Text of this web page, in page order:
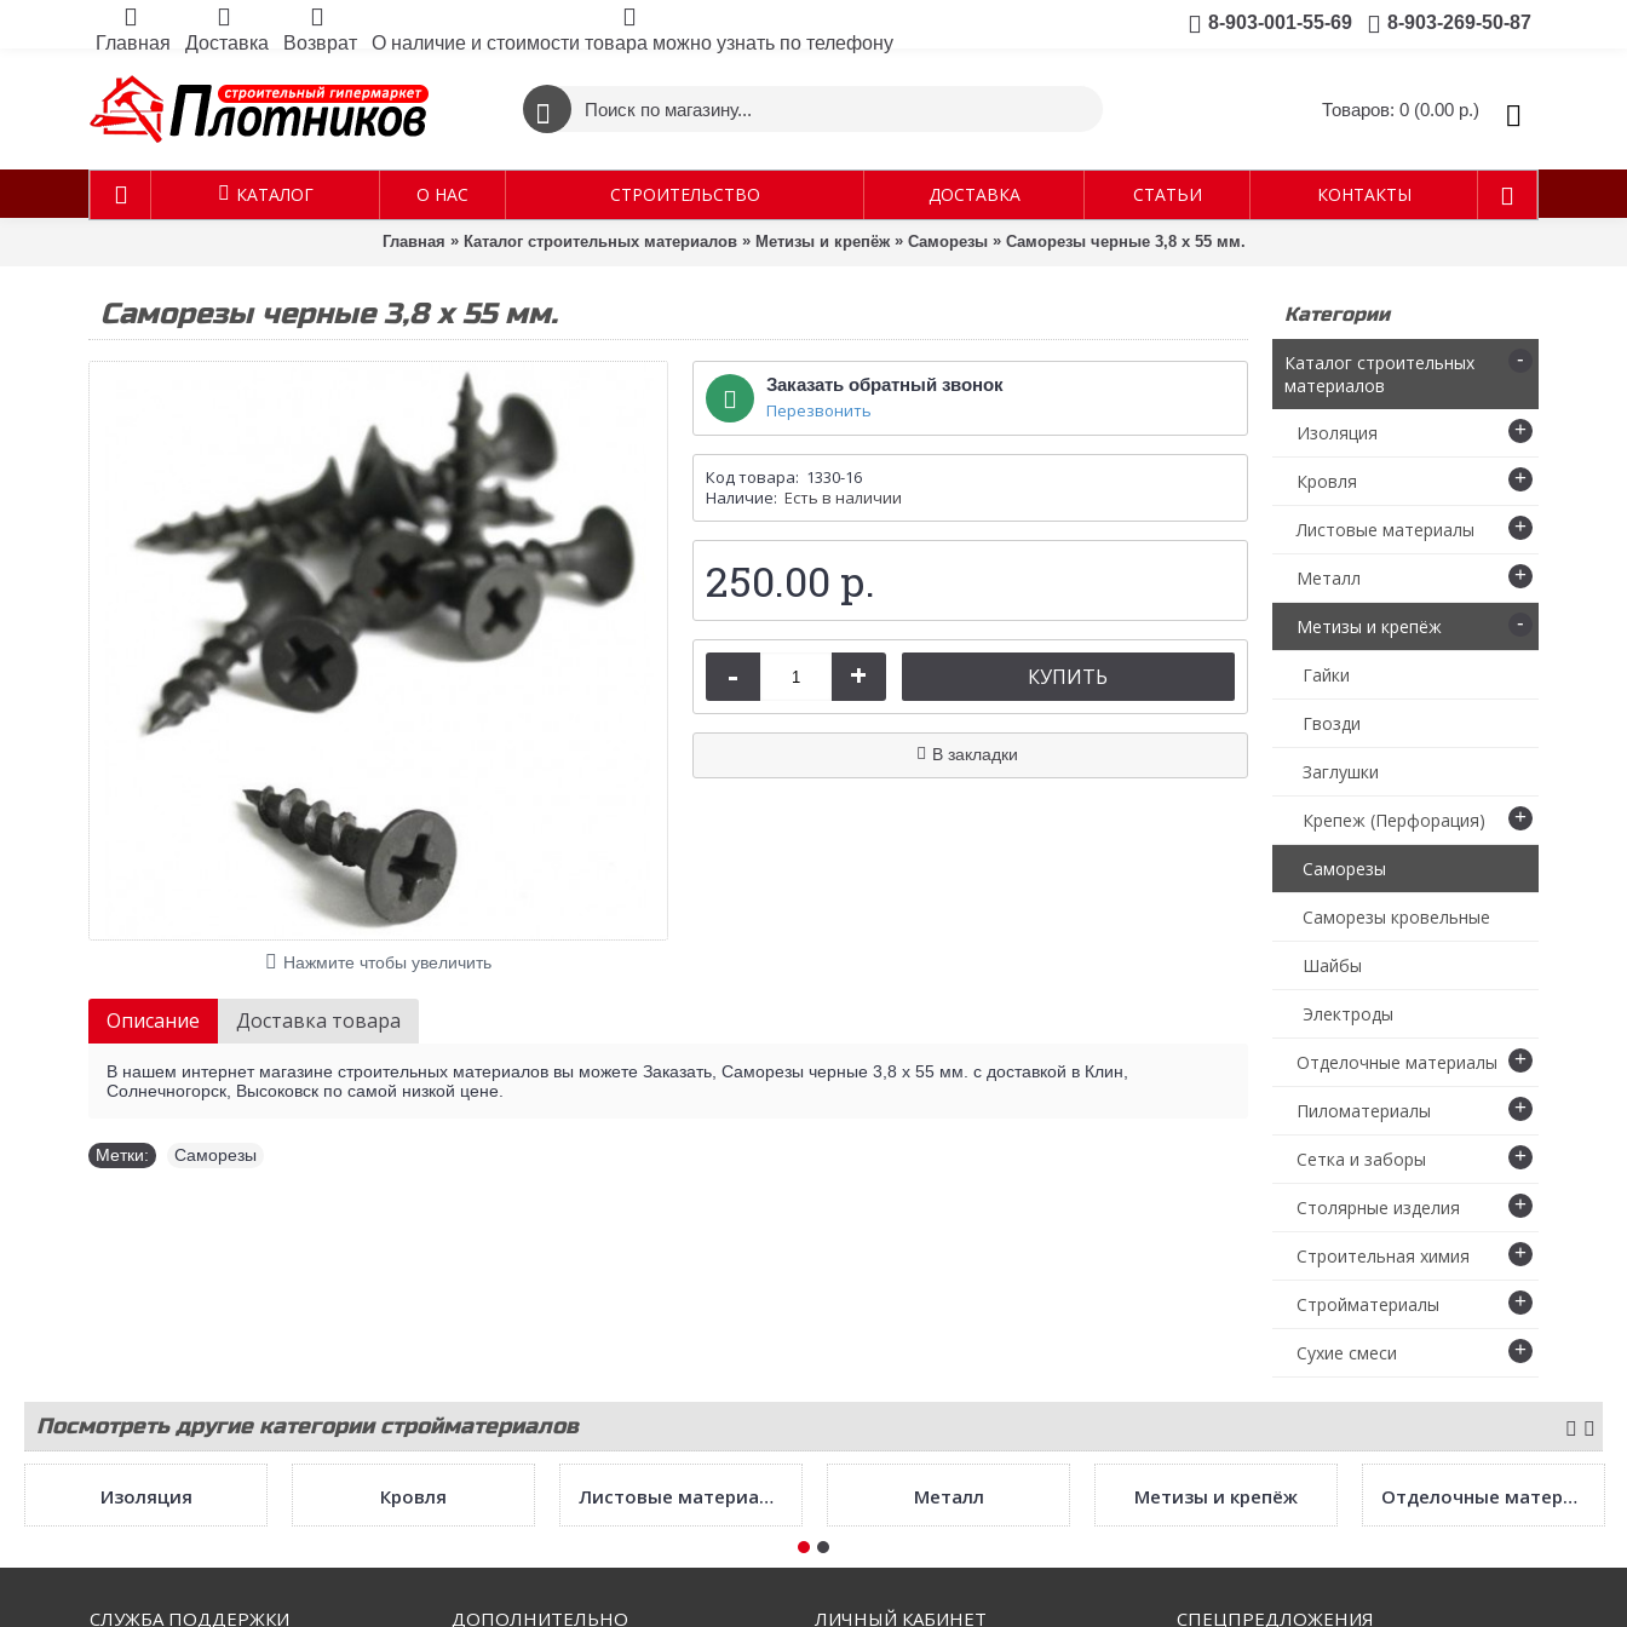
Главная Доставка Возврат О наличие и стоимости товара можно узнать по телефону
8-903-001-55-69 8-903-269-50-87
Товаров: 0 (0.00 р.)
КАТАЛОГ О НАС СТРОИТЕЛЬСТВО ДОСТАВКА СТАТЬИ КОНТАКТЫ
Главная » Каталог строительных материалов » Метизы и крепёж » Саморезы » Саморезы черные 3,8 х 55 мм.
Категории
Каталог строительных
материалов
-
Изоляция +
Кровля +
Листовые материалы +
Металл +
Метизы и крепёж -
Гайки
Гвозди
Заглушки
Крепеж (Перфорация) +
Саморезы
Саморезы кровельные
Шайбы
Электроды
Отделочные материалы +
Пиломатериалы +
Сетка и заборы +
Столярные изделия +
Строительная химия +
Стройматериалы +
Сухие смеси +
Саморезы черные 3,8 х 55 мм.
Нажмите чтобы увеличить
Заказать обратный звонок
Перезвонить
Код товара: 1330-16
Наличие: Есть в наличии
250.00 р.
- + КУПИТЬ
В закладки
Описание Доставка товара
В нашем интернет магазине строительных материалов вы можете Заказать, Саморезы черные 3,8 х 55 мм. с доставкой в Клин,
Солнечногорск, Высоковск по самой низкой цене.
Метки: Саморезы
Посмотреть другие категории стройматериалов
Изоляция Кровля Листовые материалы Металл Метизы и крепёж Отделочные материалы
СЛУЖБА ПОДДЕРЖКИ ДОПОЛНИТЕЛЬНО ЛИЧНЫЙ КАБИНЕТ СПЕЦПРЕДЛОЖЕНИЯ